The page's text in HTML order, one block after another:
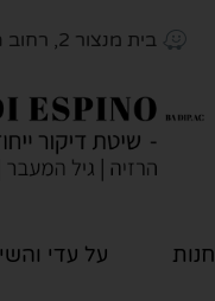
בית מנצור 2, רחוב הנופר 2ב׳ ברעננה
חנות על עדי